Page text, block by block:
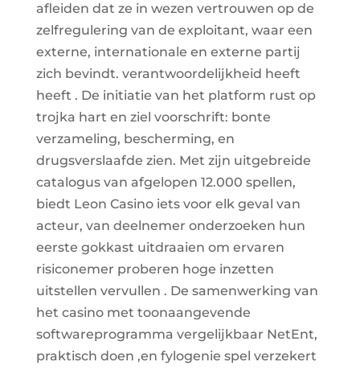
afleiden dat ze in wezen vertrouwen op de
zelfregulering van de exploitant, waar een
externe, internationale en externe partij
zich bevindt. verantwoordelijkheid heeft
heeft . De initiatie van het platform rust op
trojka hart en ziel voorschrift: bonte
verzameling, bescherming, en
drugsverslaafde zien. Met zijn uitgebreide
catalogus van afgelopen 12.000 spellen,
biedt Leon Casino iets voor elk geval van
acteur, van deelnemer onderzoeken hun
eerste gokkast uitdraaien om ervaren
risiconemer proberen hoge inzetten
uitstellen vervullen . De samenwerking van
het casino met toonaangevende
softwareprogramma vergelijkbaar NetEnt,
praktisch doen ,en fylogenie spel verzekert